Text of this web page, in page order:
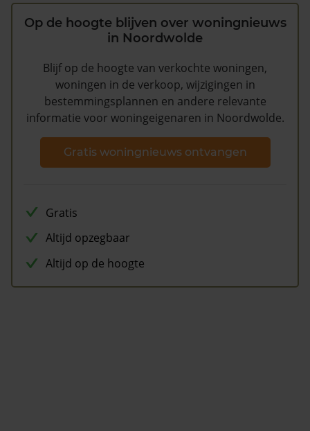
Op de hoogte blijven over woningnieuws
in Noordwolde
Blijf op de hoogte van verkochte woningen,
woningen in de verkoop, wijzigingen in
bestemmingsplannen en andere relevante
informatie voor woningeigenaren in Noordwolde.
Gratis woningnieuws ontvangen
Gratis
Altijd opzegbaar
Altijd op de hoogte